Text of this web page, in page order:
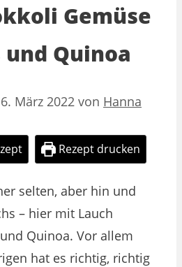
Gemüse
Quinoa
März 2022 von Hanna
Rezept drucken
selten, aber hin und
– hier mit Lauch
Quinoa. Vor allem
hat es richtig, richtig